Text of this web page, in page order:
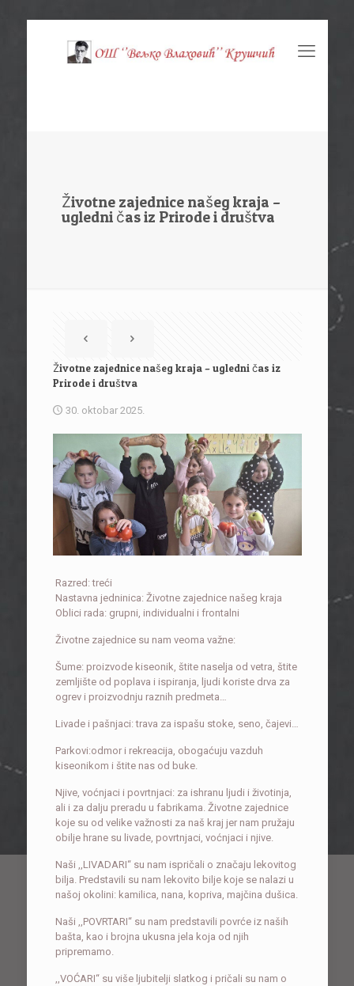
Životne zajednice našeg kraja –
ugledni čas iz Prirode i društva
Životne zajednice našeg kraja – ugledni čas iz
Prirode i društva
30. oktobar 2025.
Razred: treći
Nastavna jedninica: Životne zajednice našeg kraja
Oblici rada: grupni, individualni i frontalni
Životne zajednice su nam veoma važne:
Šume: proizvode kiseonik, štite naselja od vetra, štite
zemljište od poplava i ispiranja, ljudi koriste drva za
ogrev i proizvodnju raznih predmeta…
Livade i pašnjaci: trava za ispašu stoke, seno, čajevi…
Parkovi:odmor i rekreacija, obogaćuju vazduh
kiseonikom i štite nas od buke.
Njive, voćnjaci i povrtnjaci: za ishranu ljudi i životinja,
ali i za dalju preradu u fabrikama. Životne zajednice
koje su od velike važnosti za naš kraj jer nam pružaju
obilje hrane su livade, povrtnjaci, voćnjaci i njive.
Naši ,,LIVADARI“ su nam ispričali o značaju lekovitog
bilja. Predstavili su nam lekovito bilje koje se nalazi u
našoj okolini: kamilica, nana, kopriva, majčina dušica.
Naši ,,POVRTARI“ su nam predstavili povrće iz naših
bašta, kao i brojna ukusna jela koja od njih
pripremamo.
,,VOĆARI“ su više ljubitelji slatkog i pričali su nam o